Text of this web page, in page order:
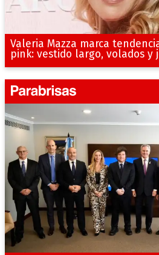
Valeria Mazza marca
pink: vestido largo, volados y